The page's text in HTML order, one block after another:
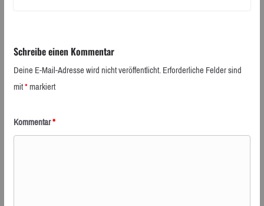
Schreibe einen Kommentar
Deine E-Mail-Adresse wird nicht veröffentlicht.Erforderliche Felder sind
mit*markiert
Kommentar*